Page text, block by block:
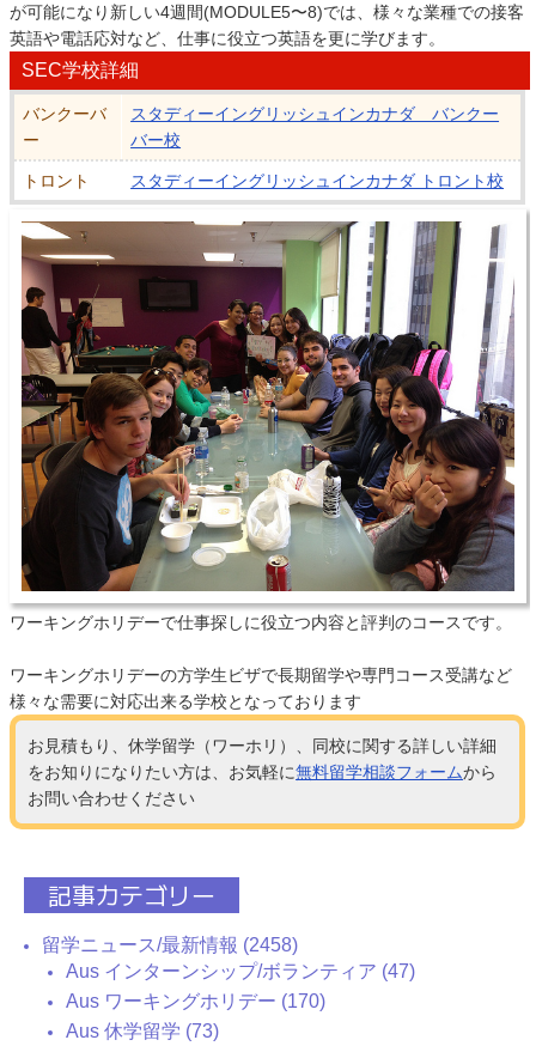
が可能になり新しい4週間(MODULE5〜8)では、様々な業種での接客
英語や電話応対など、仕事に役立つ英語を更に学びます。
SEC学校詳細
バンクーバ
ー
スタディーイングリッシュインカナダ バンクー
バー校
トロント スタディーイングリッシュインカナダ トロント校
ワーキングホリデーで仕事探しに役立つ内容と評判のコースです。
ワーキングホリデーの方学生ビザで長期留学や専門コース受講など
様々な需要に対応出来る学校となっております
お見積もり、休学留学（ワーホリ）、同校に関する詳しい詳細
をお知りになりたい方は、お気軽に無料留学相談フォームから
お問い合わせください
記事カテゴリー
留学ニュース/最新情報 (2458)
Aus インターンシップ/ボランティア (47)
Aus ワーキングホリデー (170)
Aus 休学留学 (73)